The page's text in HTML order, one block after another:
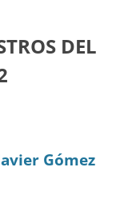
DEL
Gómez